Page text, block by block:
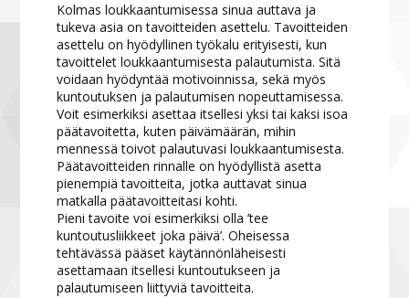
Kolmas loukkaantumisessa sinua auttava ja
tukeva asia on tavoitteiden asettelu. Tavoitteiden
asettelu on hyödyllinen työkalu erityisesti, kun
tavoittelet loukkaantumisesta palautumista. Sitä
voidaan hyödyntää motivoinnissa, sekä myös
kuntoutuksen ja palautumisen nopeuttamisessa.
Voit esimerkiksi asettaa itsellesi yksi tai kaksi isoa
päätavoitetta, kuten päivämäärän, mihin
mennessä toivot palautuvasi loukkaantumisesta.
Päätavoitteiden rinnalle on hyödyllistä asetta
pienempiä tavoitteita, jotka auttavat sinua
matkalla päätavoitteitasi kohti.
Pieni tavoite voi esimerkiksi olla ’tee
kuntoutusliikkeet joka päivä’. Oheisessa
tehtävässä pääset käytännönläheisesti
asettamaan itsellesi kuntoutukseen ja
palautumiseen liittyviä tavoitteita.